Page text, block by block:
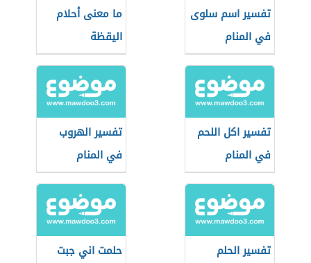
تفسير اسم سلوى
في المنام
ما معنى أحلام
اليقظة
تفسير اكل اللحم
في المنام
تفسير الهروب
في المنام
تفسير الحلم
حلمت اني جبت